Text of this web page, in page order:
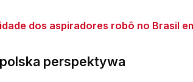
dos aspiradores robô no Brasil
perspektywa